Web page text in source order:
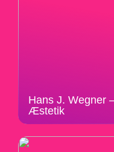
Hans J. Wegner
Æstetik